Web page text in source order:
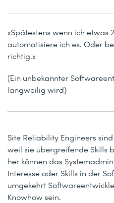
«Spätestens wenn ich etwas
automatisiere ich es. Oder
richtig.»
(Ein unbekannter
langweilig wird)
Site Reliability Engineers
weil sie übergreifende Skills
her können das
Interesse oder Skills in der
umgekehrt
Knowhow sein.